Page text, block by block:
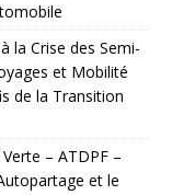
la Crise des Semi-
et Mobilité
de la Transition
– ATDPF –
et le